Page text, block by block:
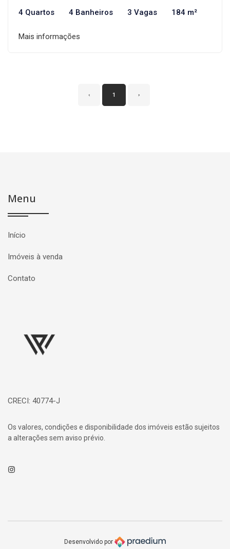
4 Quartos 4 Banheiros 3 Vagas 184 m²
Mais informações
‹ 1 ›
Menu
Início
Imóveis à venda
Contato
CRECI: 40774-J
Os valores, condições e disponibilidade dos imóveis estão sujeitos
a alterações sem aviso prévio.
Instagram
Desenvolvido por